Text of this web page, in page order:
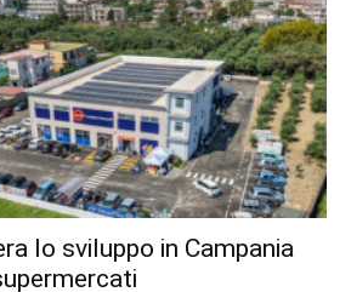
lo sviluppo in Campania